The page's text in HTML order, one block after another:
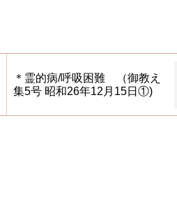
＊霊的病/呼吸困難 （御教え
集5号 昭和26年12月15日①)